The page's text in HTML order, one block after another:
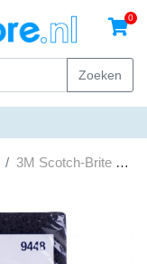
0
Zoeken
3M Scotch-Brite Fijn per stuk